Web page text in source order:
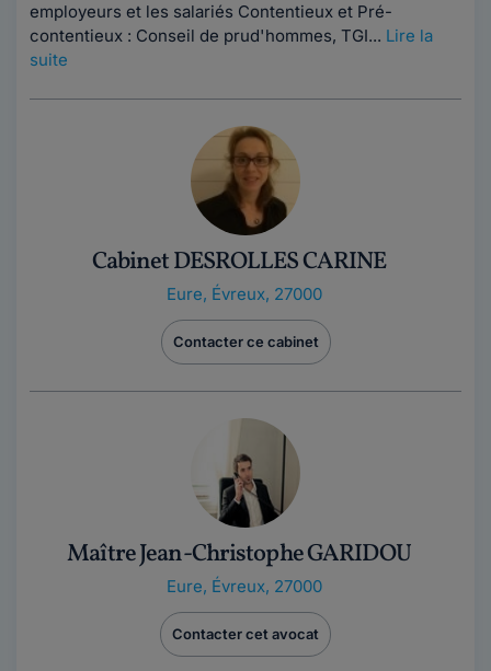
employeurs et les salariés Contentieux et Pré-
contentieux : Conseil de prud'hommes, TGI... Lire la
suite
Cabinet DESROLLES CARINE
Eure, Évreux, 27000
Contacter ce cabinet
Maître Jean-Christophe GARIDOU
Eure, Évreux, 27000
Contacter cet avocat